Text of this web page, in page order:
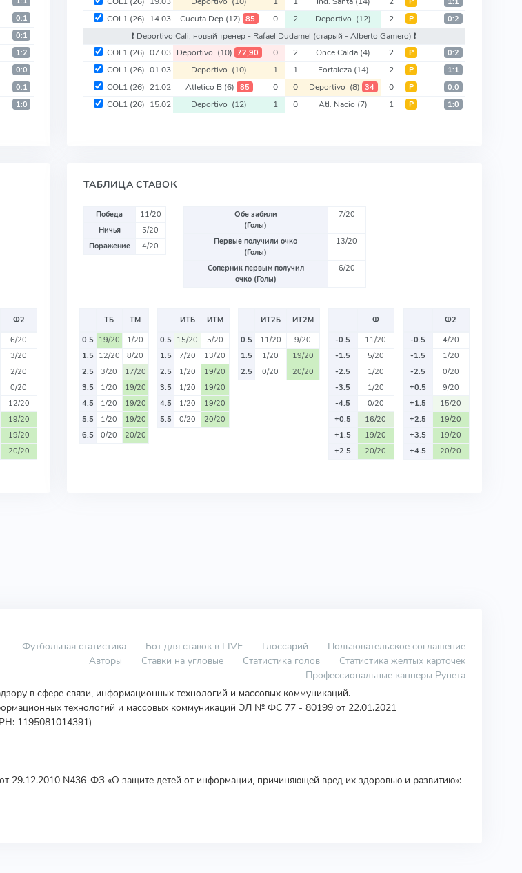
0:1
0:1
1:2
0:0
0:1
1:0
Ф2
6/20
3/20
2/20
0/20
12/20
19/20
19/20
20/20
COL1 (26) 14.03 Cucuta Dep (17) 85 0 2 Deportivo (12) 2 Р 0:2
❗️ Deportivo Cali: новый тренер - Rafael Dudamel (старый - Alberto Gamero) ❗️
COL1 (26) 07.03 Deportivo (10) 72,90 0 2 Once Calda (4) 2 Р 0:2
COL1 (26) 01.03 Deportivo (10) 1 1 Fortaleza (14) 2 Р 1:1
COL1 (26) 21.02 Atletico B (6) 85 0 0 Deportivo (8) 34 0 Р 0:0
COL1 (26) 15.02 Deportivo (12) 1 0 Atl. Nacio (7) 1 Р 1:0
ТАБЛИЦА СТАВОК
Победа
11/20
Ничья
5/20
Поражение
4/20
Обе забили
(Голы)
7/20
Первые получили очко
(Голы)
13/20
Соперник первым получил
очко (Голы)
6/20
ТБ
ТМ
0.5 19/20
1/20
1.5 12/20
8/20
2.5
3/20
17/20
3.5
1/20
19/20
4.5
1/20
19/20
5.5
1/20
19/20
6.5
0/20 20/20
ИТБ
ИТМ
0.5 15/20
5/20
1.5
7/20
13/20
2.5
1/20
19/20
3.5
1/20
19/20
4.5
1/20
19/20
5.5
0/20 20/20
ИТ2Б
ИТ2М
0.5
11/20
9/20
1.5
1/20
19/20
2.5
0/20 20/20
Ф
-0.5
11/20
-1.5
5/20
-2.5
1/20
-3.5
1/20
-4.5
0/20
+0.5
16/20
+1.5
19/20
+2.5
20/20
Ф2
-0.5
4/20
-1.5
1/20
-2.5
0/20
+0.5
9/20
+1.5
15/20
+2.5
19/20
+3.5
19/20
+4.5
20/20
Футбольная статистика Бот для ставок в LIVE Глоссарий
Пользовательское соглашение
Авторы
Ставки на угловые Статистика голов
Статистика желтых карточек
Профессиональные капперы Рунета
в сфере связи, информационных технологий и массовых коммуникаций.
технологий и массовых коммуникаций ЭЛ № ФС 77 - 80199 от 22.01.2021
1195081014391)
29.12.2010 N436-ФЗ «О защите детей от информации, причиняющей вред их здоровью и развитию»: